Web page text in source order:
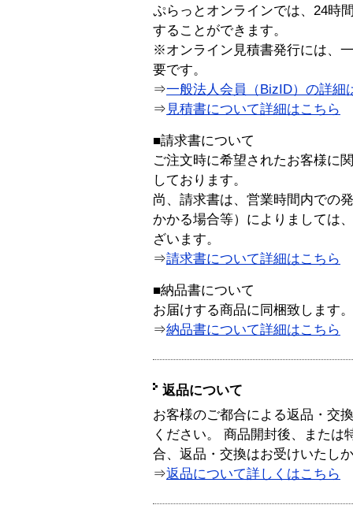
ぷらっとオンラインでは、24時
することができます。
※オンライン見積書発行には、
要です。
⇒一般法人会員（BizID）の詳細
⇒ 見積書について詳細はこちら
■請求書について
ご注文時に希望されたお客様に
しております。
尚、請求書は、営業時間内での
かかる場合等）によりましては
ざいます。
⇒請求書について詳細はこちら
■納品書について
お届けする商品に同梱致します。
⇒納品書について詳細はこちら
返品について
お客様のご都合による返品・交
ください。 商品開封後、または
合、返品・交換はお受けいたし
⇒返品について詳しくはこちら